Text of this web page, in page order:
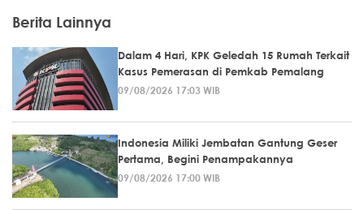
Berita Lainnya
Dalam 4 Hari, KPK Geledah 15 Rumah Terkait
Kasus Pemerasan di Pemkab Pemalang
09/08/2026 17:03 WIB
Indonesia Miliki Jembatan Gantung Geser
Pertama, Begini Penampakannya
09/08/2026 17:00 WIB